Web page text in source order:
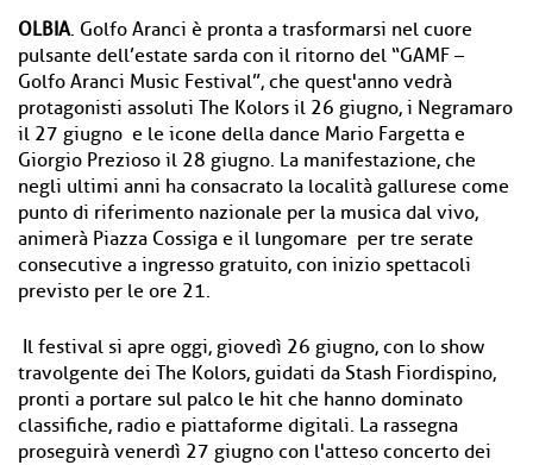
OLBIA. Golfo Aranci è pronta a trasformarsi nel cuore
pulsante dell’estate sarda con il ritorno del “GAMF –
Golfo Aranci Music Festival”, che quest'anno vedrà
protagonisti assoluti The Kolors il 26 giugno, i Negramaro
il 27 giugno e le icone della dance Mario Fargetta e
Giorgio Prezioso il 28 giugno. La manifestazione, che
negli ultimi anni ha consacrato la località gallurese come
punto di riferimento nazionale per la musica dal vivo,
animerà Piazza Cossiga e il lungomare per tre serate
consecutive a ingresso gratuito, con inizio spettacoli
previsto per le ore 21.
Il festival si apre oggi, giovedì 26 giugno, con lo show
travolgente dei The Kolors, guidati da Stash Fiordispino,
pronti a portare sul palco le hit che hanno dominato
classifiche, radio e piattaforme digitali. La rassegna
proseguirà venerdì 27 giugno con l'atteso concerto dei